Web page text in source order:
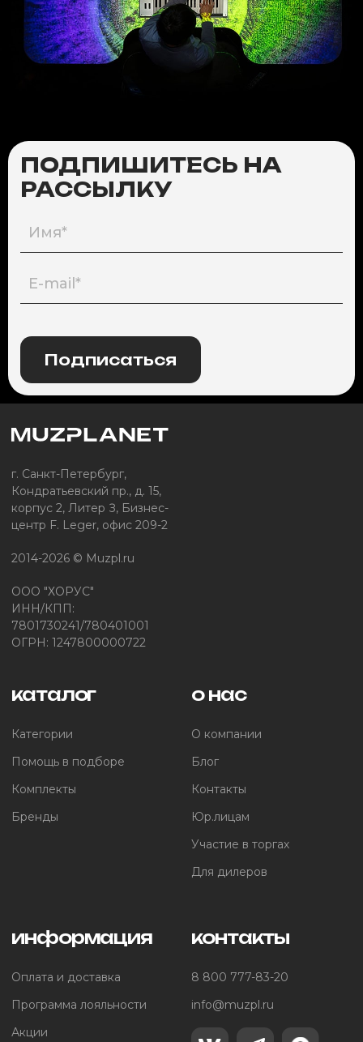
ПОДПИШИТЕСЬ НА
РАССЫЛКУ
Подписаться
г. Санкт-Петербург,
Кондратьевский пр., д. 15,
корпус 2, Литер З, Бизнес-
центр F. Leger, офис 209-2
2014-2026 © Muzpl.ru
ООО "ХОРУС"
ИНН/КПП:
7801730241/780401001
ОГРН: 1247800000722
каталог
Категории
Помощь в подборе
Комплекты
Бренды
о нас
О компании
Блог
Контакты
Юр.лицам
Участие в торгах
Для дилеров
информация
Оплата и доставка
Программа лояльности
Акции
контакты
8 800 777-83-20
info@muzpl.ru